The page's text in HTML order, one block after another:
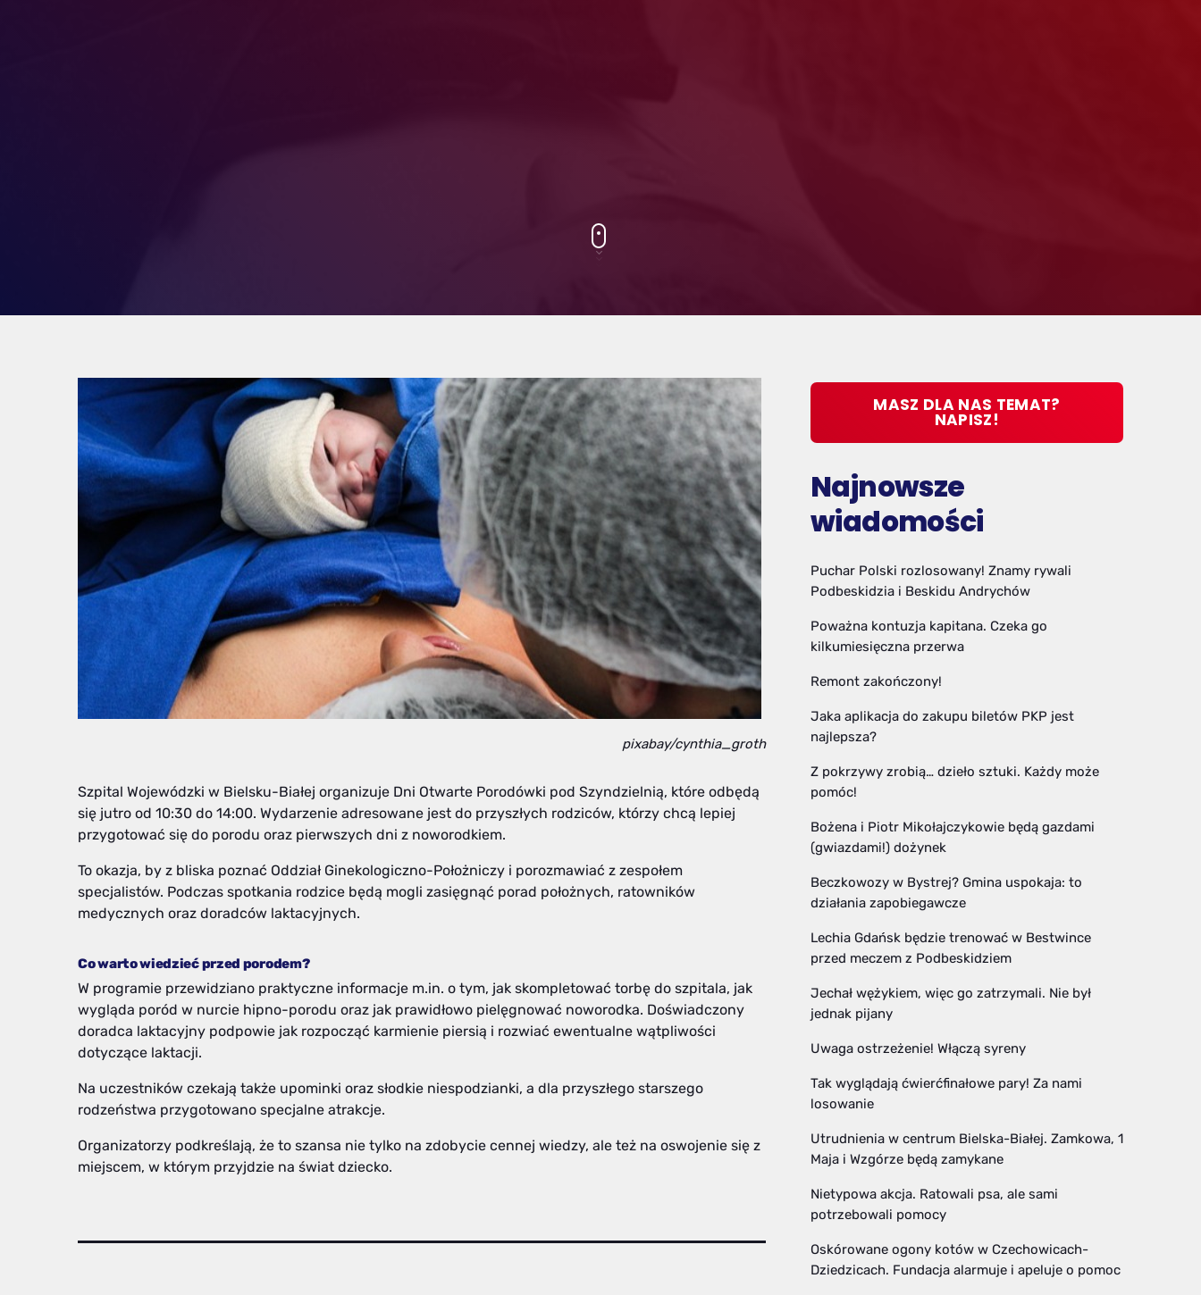
pixabay/cynthia_groth
Szpital Wojewódzki w Bielsku-Białej organizuje Dni Otwarte Porodówki pod Szyndzielnią, które odbędą
się jutro od 10:30 do 14:00. Wydarzenie adresowane jest do przyszłych rodziców, którzy chcą lepiej
przygotować się do porodu oraz pierwszych dni z noworodkiem.
To okazja, by z bliska poznać Oddział Ginekologiczno-Położniczy i porozmawiać z zespołem
specjalistów. Podczas spotkania rodzice będą mogli zasięgnąć porad położnych, ratowników
medycznych oraz doradców laktacyjnych.
Co warto wiedzieć przed porodem?
W programie przewidziano praktyczne informacje m.in. o tym, jak skompletować torbę do szpitala, jak
wygląda poród w nurcie hipno-porodu oraz jak prawidłowo pielęgnować noworodka. Doświadczony
doradca laktacyjny podpowie jak rozpocząć karmienie piersią i rozwiać ewentualne wątpliwości
dotyczące laktacji.
Na uczestników czekają także upominki oraz słodkie niespodzianki, a dla przyszłego starszego
rodzeństwa przygotowano specjalne atrakcje.
Organizatorzy podkreślają, że to szansa nie tylko na zdobycie cennej wiedzy, ale też na oswojenie się z
miejscem, w którym przyjdzie na świat dziecko.
MASZ DLA NAS TEMAT?
NAPISZ!
Najnowsze
wiadomości
Puchar Polski rozlosowany! Znamy rywali
Podbeskidzia i Beskidu Andrychów
Poważna kontuzja kapitana. Czeka go
kilkumiesięczna przerwa
Remont zakończony!
Jaka aplikacja do zakupu biletów PKP jest
najlepsza?
Z pokrzywy zrobią… dzieło sztuki. Każdy może
pomóc!
Bożena i Piotr Mikołajczykowie będą gazdami
(gwiazdami!) dożynek
Beczkowozy w Bystrej? Gmina uspokaja: to
działania zapobiegawcze
Lechia Gdańsk będzie trenować w Bestwince
przed meczem z Podbeskidziem
Jechał wężykiem, więc go zatrzymali. Nie był
jednak pijany
Uwaga ostrzeżenie! Włączą syreny
Tak wyglądają ćwierćfinałowe pary! Za nami
losowanie
Utrudnienia w centrum Bielska-Białej. Zamkowa, 1
Maja i Wzgórze będą zamykane
Nietypowa akcja. Ratowali psa, ale sami
potrzebowali pomocy
Oskórowane ogony kotów w Czechowicach-
Dziedzicach. Fundacja alarmuje i apeluje o pomoc